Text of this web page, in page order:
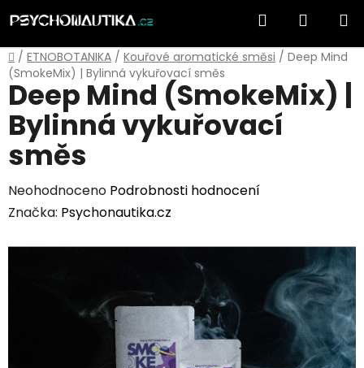
na
obsah
Hledat
KOŠÍK
Domů
/ ETNOBOTANIKA / Kouřové aromatické směsi / Deep Mind
(SmokeMix) | Bylinná vykuřovací směs
Deep Mind (SmokeMix) |
Bylinná vykuřovací
směs
Průměrné
hodnocení
Neohodnoceno Podrobnosti hodnocení
Značka: Psychonautika.cz